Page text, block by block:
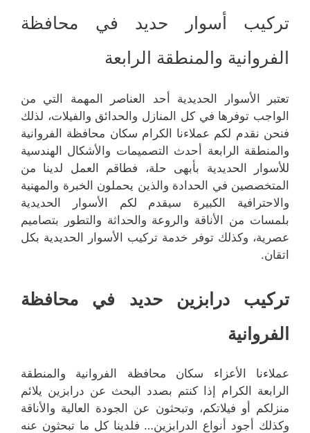
تركيب أسوار حديد في محافظة
الفروانية والمنطقة الرابعة
تعتبر الأسوار الحديدية أحد العناصر المهمة التي من
الواجب توفرها في كل المنازل والحدائق والفيلات، لذلك
فنحن نقدم لكم عملاءنا الكرام سكان محافظة الفروانية
والمنطقة الرابعة أحدث التصميمات والأشكال الهندسية
للأسوار الحديدية بأبهى حلة، فطاقم العمل لدينا من
المتخصصين في الحدادة والذين يحملون الخبرة والمهنية
والاحترافية الكبيرة سيقدم لكم الأسوار الحديدية
بلمسات من الأناقة والروعة والحداثة والتطور بتصاميم
عصرية، وكذلك توفر خدمة تركيب الأسوار الحديدية بكل
اتقان.
تركيب درابزين حديد في محافظة
الفروانية
عملاءنا الأعزاء سكان محافظة الفروانية والمنطقة
الرابعة الكرام إذا كنتم بصدد البحث عن درابزين يلائم
منزلكم أو فيلاتكم، وتبحثون عن الجودة العالية والأناقة
وكذلك أجود أنواع الدرابزين… فلدينا كل ما تبحثون عنه